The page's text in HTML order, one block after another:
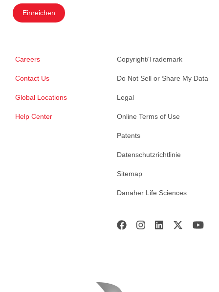
Einreichen
Careers
Contact Us
Global Locations
Help Center
Copyright/Trademark
Do Not Sell or Share My Data
Legal
Online Terms of Use
Patents
Datenschutzrichtlinie
Sitemap
Danaher Life Sciences